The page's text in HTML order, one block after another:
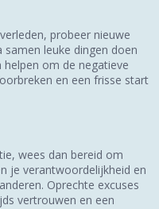
probeer nieuwe
leuke dingen doen
om de negatieve
en een frisse start
wees dan bereid om
je verantwoordelijkheid en
Oprechte excuses
vertrouwen en een